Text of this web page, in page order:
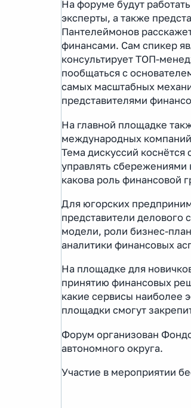
На форуме будут
эксперты, а также
Пантелеймонов
финансами. Сам спикер
консультирует ТОП-
пообщаться с
самых масштабных
представителями
На главной площадке
международных
Тема дискуссий
управлять
какова роль финансовой
Для югорских
представители делового
модели, роли бизнес-
аналитики финансовых
На площадке для
принятию финансовых
какие сервисы наиболее
площадки смогут
Форум организован
автономного округа.
Участие в мероприятии